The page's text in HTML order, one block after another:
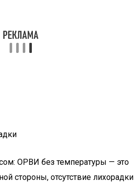
ОРВИ без температуры — это
стороны, отсутствие лихорадки